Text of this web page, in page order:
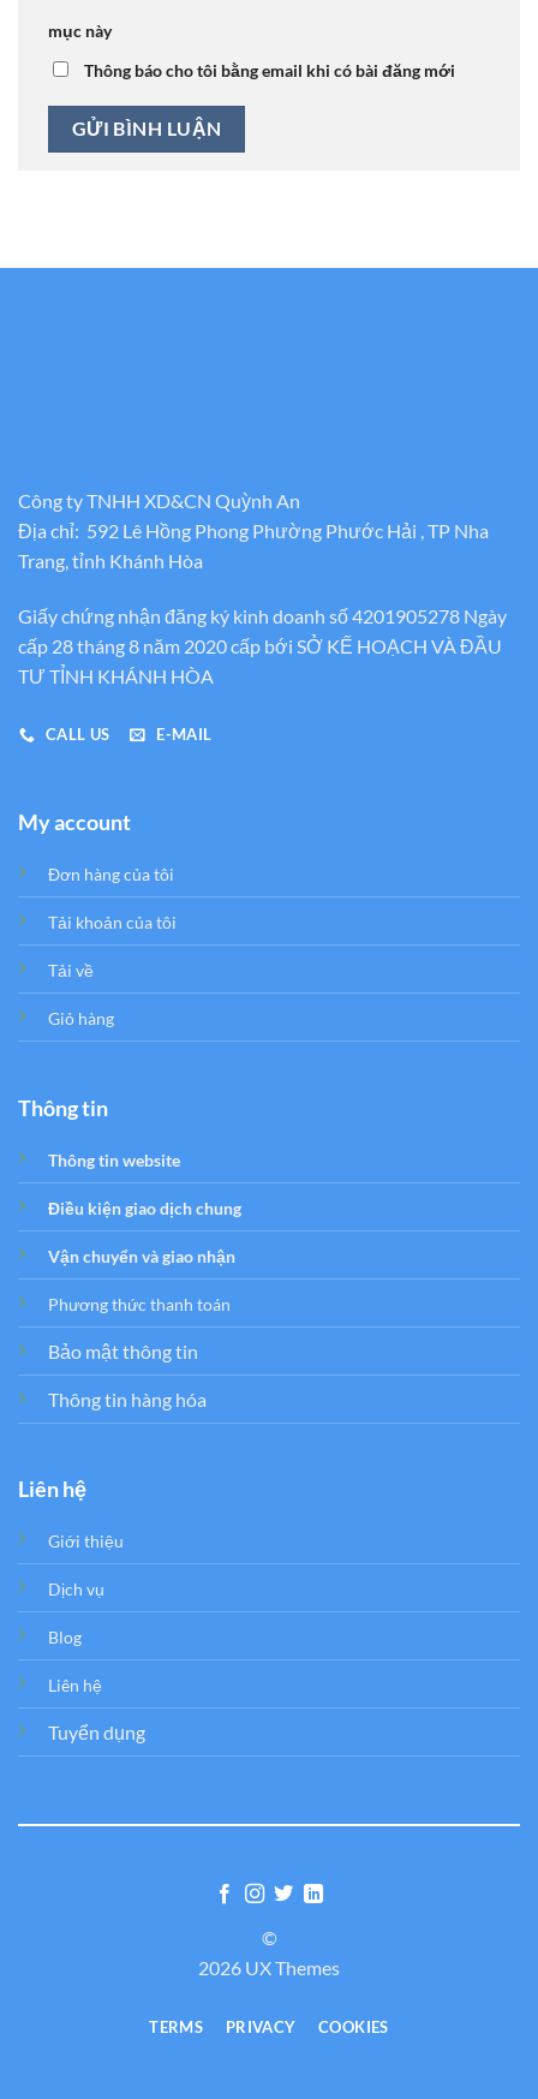
mục này
Thông báo cho tôi bằng email khi có bài đăng mới
Công ty TNHH XD&CN Quỳnh An
Địa chỉ: 592 Lê Hồng Phong Phường Phước Hải , TP Nha
Trang, tỉnh Khánh Hòa
Giấy chứng nhận đăng ký kinh doanh số 4201905278 Ngày
cấp 28 tháng 8 năm 2020 cấp bới SỞ KẾ HOẠCH VÀ ĐẦU
TƯ TỈNH KHÁNH HÒA
CALL US E-MAIL
My account
Đơn hàng của tôi
Tải khoản của tôi
Tải về
Giỏ hàng
Thông tin
Thông tin website
Điều kiện giao dịch chung
Vận chuyển và giao nhận
Phương thức thanh toán
Bảo mật thông tin
Thông tin hàng hóa
Liên hệ
Giới thiệu
Dịch vụ
Blog
Liên hệ
Tuyển dụng
©
2026 UX Themes
TERMS PRIVACY COOKIES